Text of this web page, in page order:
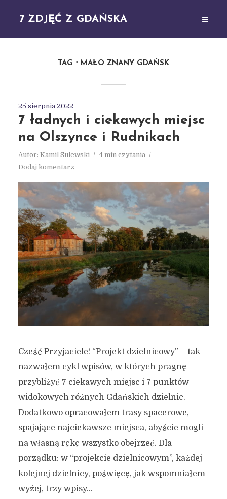
7 ZDJĘĆ Z GDAŃSKA
TAG MAŁO ZNANY GDAŃSK
25 sierpnia 2022
7 ładnych i ciekawych miejsc
na Olszynce i Rudnikach
Autor: Kamil Sulewski
4 min czytania
Dodaj komentarz
Cześć Przyjaciele! “Projekt dzielnicowy” – tak
nazwałem cykl wpisów, w których pragnę
przybliżyć 7 ciekawych miejsc i 7 punktów
widokowych różnych Gdańskich dzielnic.
Dodatkowo opracowałem trasy spacerowe,
spajające najciekawsze miejsca, abyście mogli
na własną rękę wszystko obejrzeć. Dla
porządku: w “projekcie dzielnicowym”, każdej
kolejnej dzielnicy, poświęcę, jak wspomniałem
wyżej, trzy wpisy...